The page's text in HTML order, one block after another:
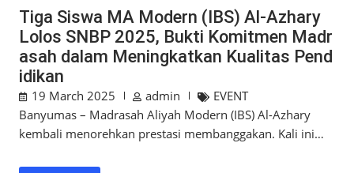
Tiga Siswa MA Modern (IBS) Al-Azhary
Lolos SNBP 2025, Bukti Komitmen Madr
asah dalam Meningkatkan Kualitas Pend
idikan
19 March 2025 admin
EVENT
Banyumas – Madrasah Aliyah Modern (IBS) Al-Azhary
kembali menorehkan prestasi membanggakan. Kali ini…